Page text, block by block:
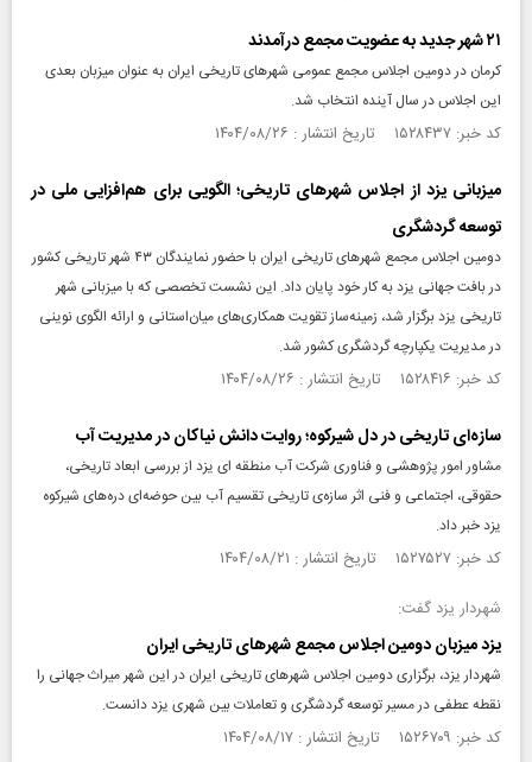
۲۱ شهر جدید به عضویت مجمع درآمدند
کرمان در دومین اجلاس مجمع عمومی شهرهای تاریخی ایران به عنوان میزبان بعدی
این اجلاس در سال آینده انتخاب شد.
کد خبر: ۱۵۲۸۴۳۷ تاریخ انتشار : ۱۴۰۴/۰۸/۲۶
میزبانی یزد از اجلاس شهرهای تاریخی؛ الگویی برای هم‌افزایی ملی در
توسعه گردشگری
دومین اجلاس مجمع شهرهای تاریخی ایران با حضور نمایندگان ۴۳ شهر تاریخی کشور
در بافت جهانی یزد به کار خود پایان داد. این نشست تخصصی که با میزبانی شهر
تاریخی یزد برگزار شد، زمینه‌ساز تقویت همکاری‌های میان‌استانی و ارائه الگوی نوینی
در مدیریت یکپارچه گردشگری کشور شد.
کد خبر: ۱۵۲۸۴۱۶ تاریخ انتشار : ۱۴۰۴/۰۸/۲۶
سازه‌ای تاریخی در دل شیرکوه؛ روایت دانش نیاکان در مدیریت آب
مشاور امور پژوهشی و فناوری شرکت آب منطقه ای یزد از بررسی ابعاد تاریخی،
حقوقی، اجتماعی و فنی اثر سازه‌ی تاریخی تقسیم آب بین حوضه‌ای دره‌های شیرکوه
یزد خبر داد.
کد خبر: ۱۵۲۷۵۲۷ تاریخ انتشار : ۱۴۰۴/۰۸/۲۱
شهردار یزد گفت:
یزد میزبان دومین اجلاس مجمع شهرهای تاریخی ایران
شهردار یزد، برگزاری دومین اجلاس شهرهای تاریخی ایران در این شهر میراث جهانی را
نقطه عطفی در مسیر توسعه گردشگری و تعاملات بین شهری یزد دانست.
کد خبر: ۱۵۲۶۷۰۹ تاریخ انتشار : ۱۴۰۴/۰۸/۱۷